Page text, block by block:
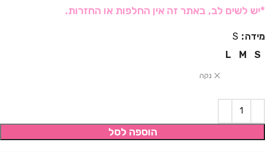
*יש לשים לב, באתר זה אין החלפות או החזרות.
מידה
S
S
M
L
נקה
הוספה לסל